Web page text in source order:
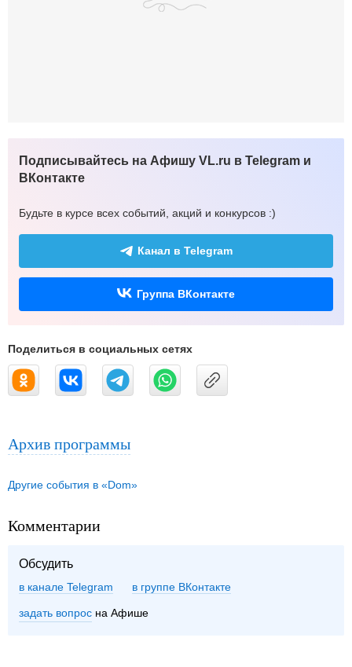
Подписывайтесь на Афишу VL.ru в Telegram и
ВКонтакте
Будьте в курсе всех событий, акций и конкурсов :)
Канал в Telegram
Группа ВКонтакте
Поделиться в социальных сетях
Архив программы
Другие события в «Dom»
Комментарии
Обсудить
в канале Telegram группе ВКонтакте
задать вопрос на Афише